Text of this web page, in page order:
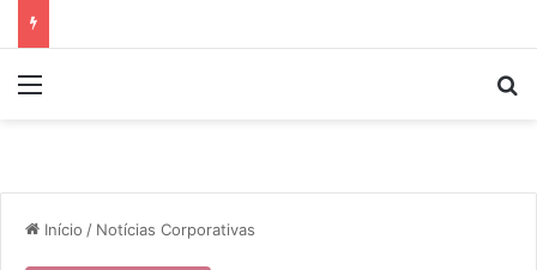
Início / Notícias Corporativas